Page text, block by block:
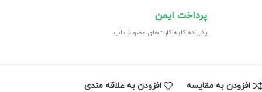
پرداخت ایمن
پذیرنده کلیه کارت‌های عضو شتاب
افزودن به مقایسه افزودن به علاقه مندی